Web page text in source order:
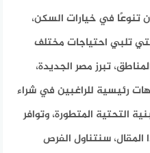
تنوعًا في خيارات السكن،
تلبي احتياجات مختلف
تبرز مصر الجديدة،
رئيسية للراغبين في شراء
التحتية المتطورة، وتوافر
سنتناول الفرص